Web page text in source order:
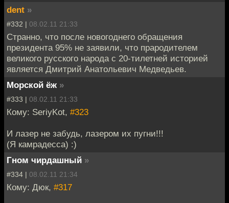
dent »
#332 | 08.02.11 21:33
Странно, что после новогоднего обращения
президента 95% не заявили, что прародителем
великого русского народа с 20-тилетней историей
является Дмитрий Анатольевич Медведьев.
Морской ёж »
#333 | 08.02.11 21:33
Кому: SeriyKot, #323
И лазер не забудь, лазером их пугни!!!
(Я камрадесса) :)
Гном чирдашный »
#334 | 08.02.11 21:34
Кому: Дюк, #317